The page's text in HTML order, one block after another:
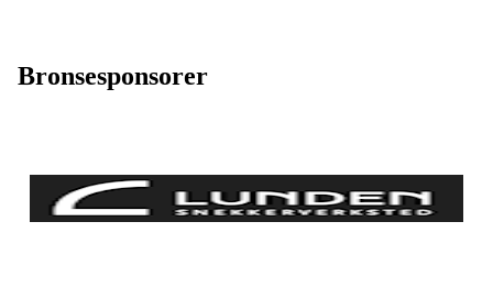
Bronsesponsorer